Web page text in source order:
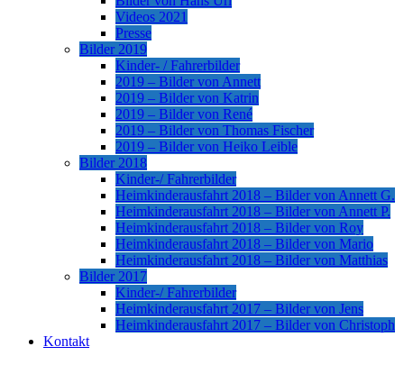
Videos 2021
Presse
Bilder 2019
Kinder- / Fahrerbilder
2019 – Bilder von Annett
2019 – Bilder von Katrin
2019 – Bilder von René
2019 – Bilder von Thomas Fischer
2019 – Bilder von Heiko Leible
Bilder 2018
Kinder-/ Fahrerbilder
Heimkinderausfahrt 2018 – Bilder von Annett G.
Heimkinderausfahrt 2018 – Bilder von Annett P.
Heimkinderausfahrt 2018 – Bilder von Roy
Heimkinderausfahrt 2018 – Bilder von Mario
Heimkinderausfahrt 2018 – Bilder von Matthias
Bilder 2017
Kinder-/ Fahrerbilder
Heimkinderausfahrt 2017 – Bilder von Jens
Heimkinderausfahrt 2017 – Bilder von Christoph
Kontakt